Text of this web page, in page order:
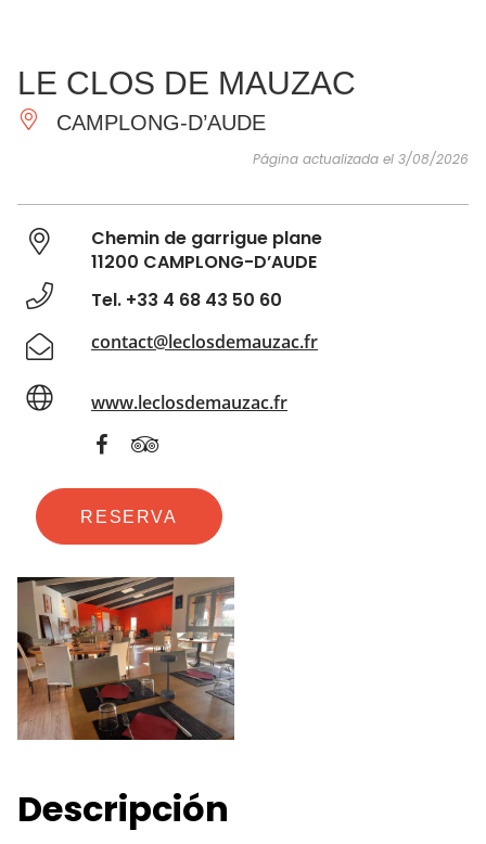
IMPRESCINDIBLES
HACER
INSPIRACIONES
LE CLOS DE MAUZAC
CAMPLONG-D’AUDE
Página actualizada el 3/08/2026
Chemin de garrigue plane
11200 CAMPLONG-D’AUDE
Tel. +33 4 68 43 50 60
contact@leclosdemauzac.fr
www.leclosdemauzac.fr
RESERVA
Descripción